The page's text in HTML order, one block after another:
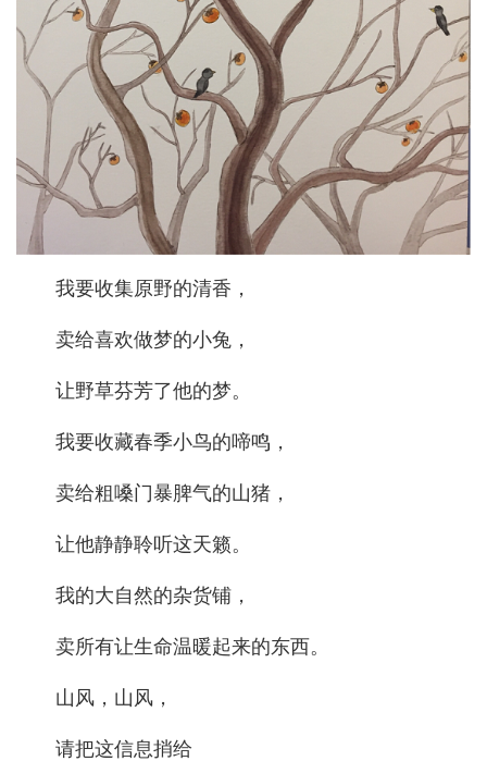
我要收集原野的清香，
卖给喜欢做梦的小兔，
让野草芬芳了他的梦。
我要收藏春季小鸟的啼鸣，
卖给粗嗓门暴脾气的山猪，
让他静静聆听这天籁。
我的大自然的杂货铺，
卖所有让生命温暖起来的东西。
山风，山风，
请把这信息捎给